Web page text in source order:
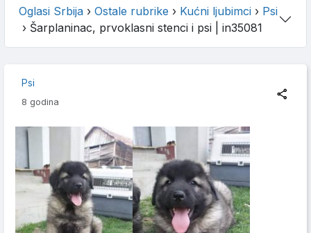
Oglasi Srbija › Ostale rubrike › Kućni ljubimci › Psi
›
Šarplaninac, prvoklasni stenci i psi | in35081
Psi
8 godina